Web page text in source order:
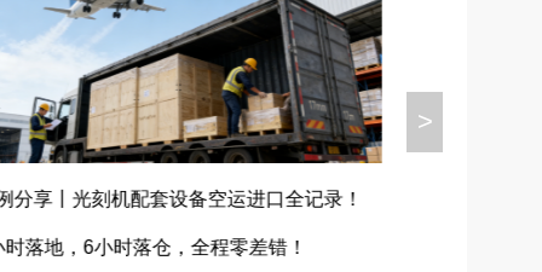
>
分享丨光刻机配套设备空运进口全记录！
时落地，6小时落仓，全程零差错！
喜讯丨天戈国